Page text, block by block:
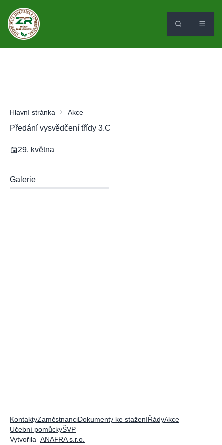
Hlavní stránka Akce
Předání vysvědčení třídy 3.C
29. května
Galerie
KontaktyZaměstnanciDokumenty ke staženíŘádyAkce
Učební pomůckyŠVP
Vytvořila ANAFRA s.r.o.